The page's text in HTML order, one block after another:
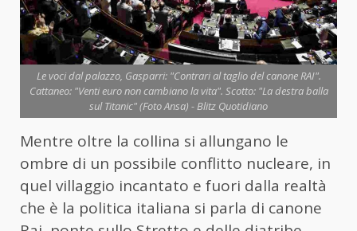
Le voci dal palazzo, Gasparri: "Contrari al taglio del canone RAI".
Cattaneo: "Venti euro non cambiano la vita". Scotto: "La destra balla
sul Titanic" (Foto Ansa) - Blitz Quotidiano
Mentre oltre la collina si allungano le
ombre di un possibile conflitto nucleare, in
quel villaggio incantato e fuori dalla realtà
che è la politica italiana si parla di canone